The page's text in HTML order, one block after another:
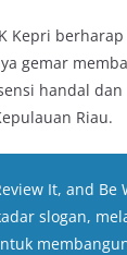
Kepri
gemar
handal
Riau.
It, and Be
slogan,